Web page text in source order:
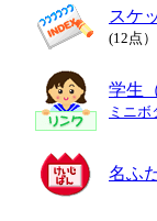
スケ
(12点）
学生
ミニボ
名ふ